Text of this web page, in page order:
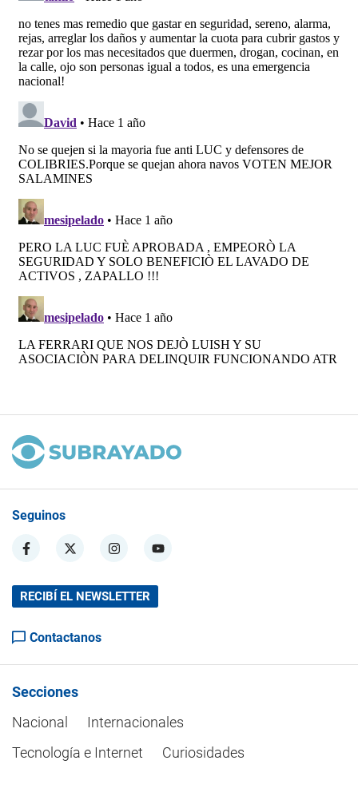
Seguinos
RECIBÍ EL NEWSLETTER
Contactanos
Secciones
Nacional
Internacionales
Tecnología e Internet
Curiosidades